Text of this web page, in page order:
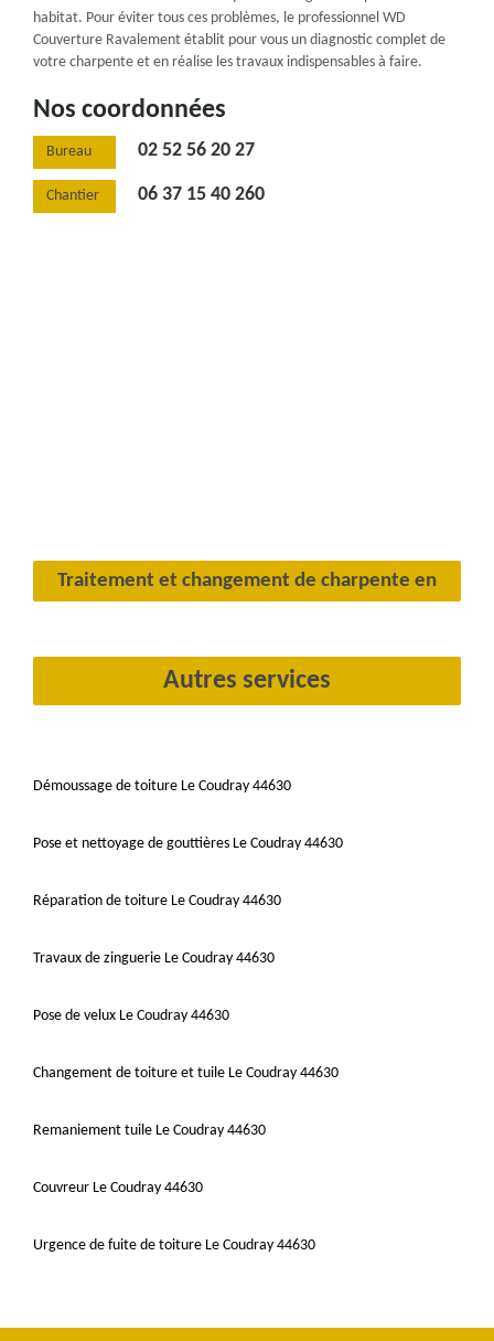
habitat. Pour éviter tous ces problèmes, le professionnel WD
Couverture Ravalement établit pour vous un diagnostic complet de
votre charpente et en réalise les travaux indispensables à faire.
Nos coordonnées
Bureau 02 52 56 20 27
Chantier 06 37 15 40 260
Traitement et changement de charpente en
Autres services
Démoussage de toiture Le Coudray 44630
Pose et nettoyage de gouttières Le Coudray 44630
Réparation de toiture Le Coudray 44630
Travaux de zinguerie Le Coudray 44630
Pose de velux Le Coudray 44630
Changement de toiture et tuile Le Coudray 44630
Remaniement tuile Le Coudray 44630
Couvreur Le Coudray 44630
Urgence de fuite de toiture Le Coudray 44630